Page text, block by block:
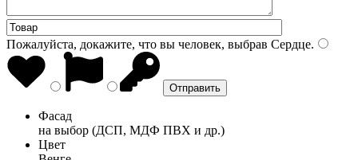
Пожалуйста, докажите, что вы человек, выбрав Сердце.
Фасад
на выбор (ДСП, МДФ ПВХ и др.)
Цвет